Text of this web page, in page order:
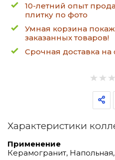
10-летний опыт
плитку по фото
Умная корзина
заказанных товаров!
Срочная доставка
Характеристики
Применение
Керамогранит,